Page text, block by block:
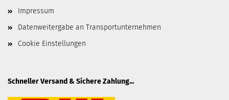
Impressum
Datenweitergabe an Transportunternehmen
Cookie Einstellungen
Schneller Versand & Sichere Zahlung...